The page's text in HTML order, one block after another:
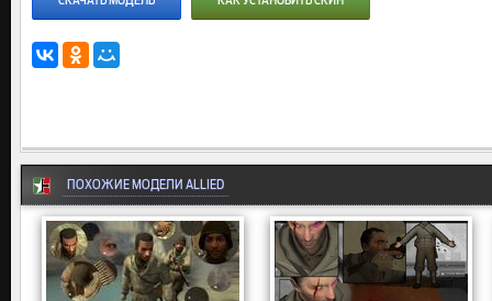
ПОХОЖИЕ МОДЕЛИ ALLIED